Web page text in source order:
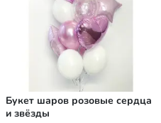
Букет шаров розовые сердца
и звёзды